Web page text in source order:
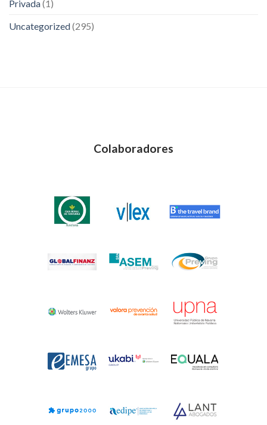
Privada(1)
Uncategorized(295)
Colaboradores